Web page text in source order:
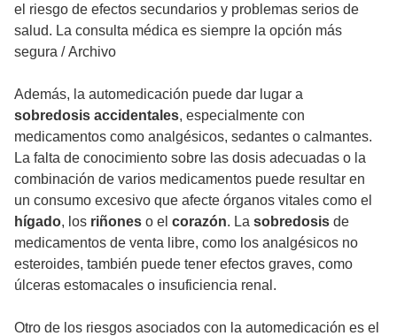
el riesgo de efectos secundarios y problemas serios de
salud. La consulta médica es siempre la opción más
segura /Archivo
Además, la automedicación puede dar lugar a
sobredosis accidentales, especialmente con
medicamentos como analgésicos, sedantes o calmantes.
La falta de conocimiento sobre las dosis adecuadas o la
combinación de varios medicamentos puede resultar en
un consumo excesivo que afecte órganos vitales como el
hígado, los riñones o el corazón. La sobredosis de
medicamentos de venta libre, como los analgésicos no
esteroides, también puede tener efectos graves, como
úlceras estomacales o insuficiencia renal.
Otro de los riesgos asociados con la automedicación es el